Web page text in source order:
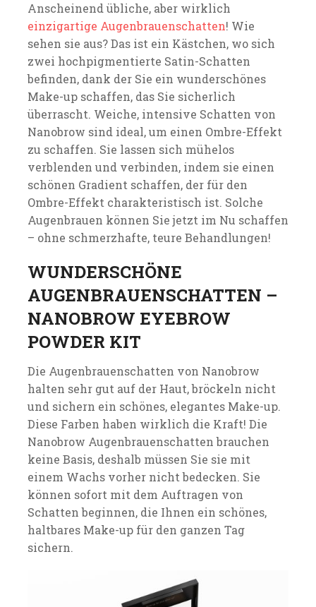
Anscheinend übliche, aber wirklich
einzigartige Augenbrauenschatten! Wie
sehen sie aus? Das ist ein Kästchen, wo sich
zwei hochpigmentierte Satin-Schatten
befinden, dank der Sie ein wunderschönes
Make-up schaffen, das Sie sicherlich
überrascht. Weiche, intensive Schatten von
Nanobrow sind ideal, um einen Ombre-Effekt
zu schaffen. Sie lassen sich mühelos
verblenden und verbinden, indem sie einen
schönen Gradient schaffen, der für den
Ombre-Effekt charakteristisch ist. Solche
Augenbrauen können Sie jetzt im Nu schaffen
– ohne schmerzhafte, teure Behandlungen!
WUNDERSCHÖNE
AUGENBRAUENSCHATTEN –
NANOBROW EYEBROW
POWDER KIT
Die Augenbrauenschatten von Nanobrow
halten sehr gut auf der Haut, bröckeln nicht
und sichern ein schönes, elegantes Make-up.
Diese Farben haben wirklich die Kraft! Die
Nanobrow Augenbrauenschatten brauchen
keine Basis, deshalb müssen Sie sie mit
einem Wachs vorher nicht bedecken. Sie
können sofort mit dem Auftragen von
Schatten beginnen, die Ihnen ein schönes,
haltbares Make-up für den ganzen Tag
sichern.